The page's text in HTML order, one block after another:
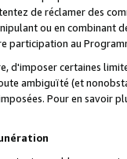
de réclamer des
ou en combinant
participation au
d'imposer certaines
ambiguïté (et
Pour en savoir